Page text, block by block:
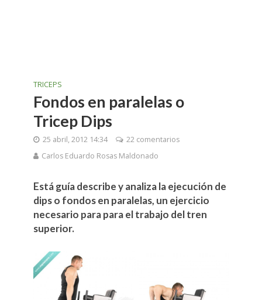
TRICEPS
Fondos en paralelas o
Tricep Dips
25 abril, 2012 14:34
22 comentarios
Carlos Eduardo Rosas Maldonado
Está guía describe y analiza la ejecución de
dips o fondos en paralelas, un ejercicio
necesario para para el trabajo del tren
superior.